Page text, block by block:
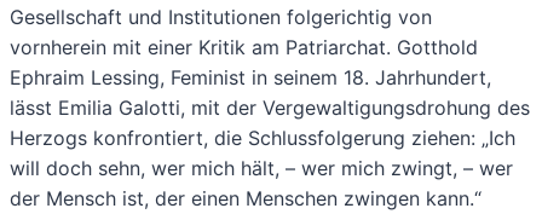
Gesellschaft und Institutionen folgerichtig von
vornherein mit einer Kritik am Patriarchat. Gotthold
Ephraim Lessing, Feminist in seinem 18. Jahrhundert,
lässt Emilia Galotti, mit der Vergewaltigungsdrohung des
Herzogs konfrontiert, die Schlussfolgerung ziehen: „Ich
will doch sehn, wer mich hält, – wer mich zwingt, – wer
der Mensch ist, der einen Menschen zwingen kann.“